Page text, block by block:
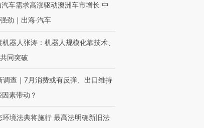
汽车需求高涨驱动澳洲车市增长 中
劲｜出海·汽车
机器人张涛：机器人规模化靠技术、
同突破
调查｜7月消费或有反弹、出口维持
素带动？
环境法典将施行 最高法明确新旧法